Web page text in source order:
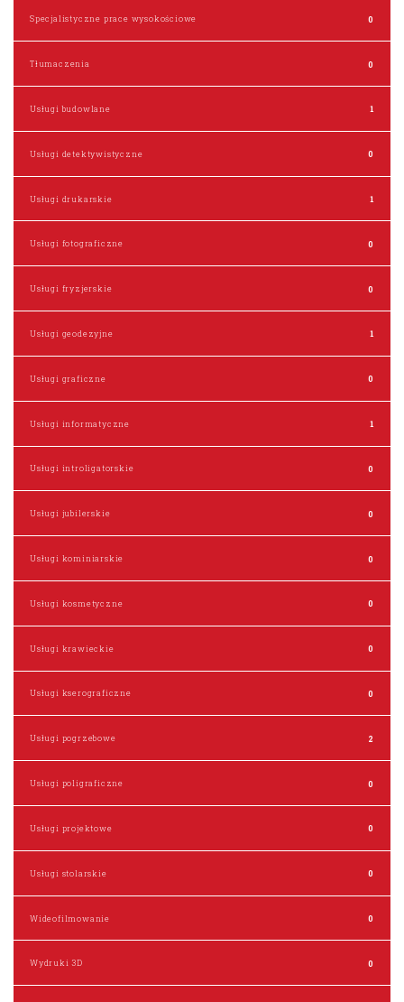
Specjalistyczne prace wysokościowe 0
Tłumaczenia 0
Usługi budowlane 1
Usługi detektywistyczne 0
Usługi drukarskie 1
Usługi fotograficzne 0
Usługi fryzjerskie 0
Usługi geodezyjne 1
Usługi graficzne 0
Usługi informatyczne 1
Usługi introligatorskie 0
Usługi jubilerskie 0
Usługi kominiarskie 0
Usługi kosmetyczne 0
Usługi krawieckie 0
Usługi kserograficzne 0
Usługi pogrzebowe 2
Usługi poligraficzne 0
Usługi projektowe 0
Usługi stolarskie 0
Wideofilmowanie 0
Wydruki 3D 0